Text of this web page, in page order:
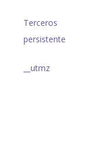
Terceros
persistente
__utmz